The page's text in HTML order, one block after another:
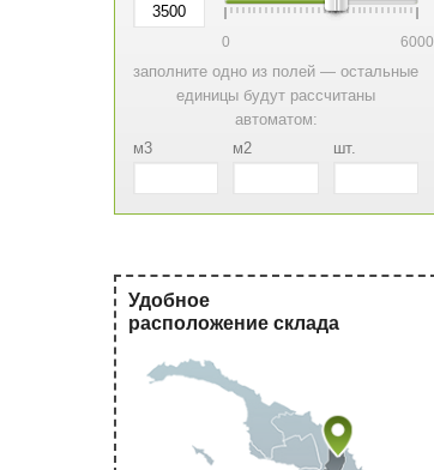
0 6000
заполните одно из полей — остальные
единицы будут рассчитаны
автоматом:
м3
м2 шт.
Удобное
расположение склада